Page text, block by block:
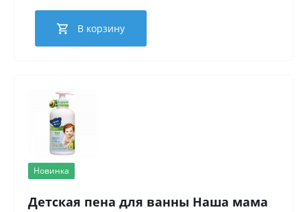
В корзину
Новинка
Детская пена для ванны Наша мама